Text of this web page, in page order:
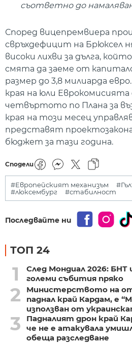
съответно до
Според вицепремвиера
свръхдефицит на Брюксел
високи лихви за дълга,
смята да заеме от
размер до 3,8 милиарда
края на юли Еврокомисията
четвъртото по Плана за
края на този месец
представят
бюджет за тази година.
Сподели
#Европейският механизъм
#люксембург
#стабилност
Последвайте ни
ТОП 24
1
След Мондиал 2026:
големи събития пряко
2
Министерството на
паднал край Кардам, е
използван от
3
Падналият дрон край
че не е атакувала
обеща разследване